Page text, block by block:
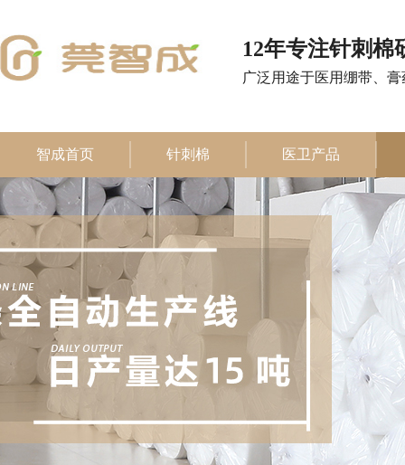
12年专注针刺棉
广泛用途于医用绷带、
智成首页 针刺棉 医卫产品